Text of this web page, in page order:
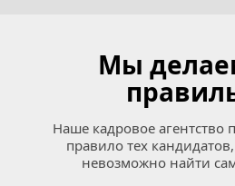
Мы
Наше кадровое агентство
правило тех
невозможно найти